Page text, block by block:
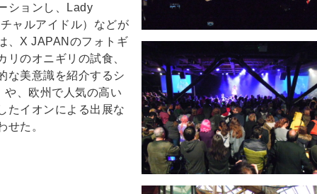
ションし、Lady
ャルアイドル）などが
、X JAPANのフォトギ
のオニギリの試食、
な美意識を紹介するシ
、欧州で人気の高い
たイオンによる出展な
せた。